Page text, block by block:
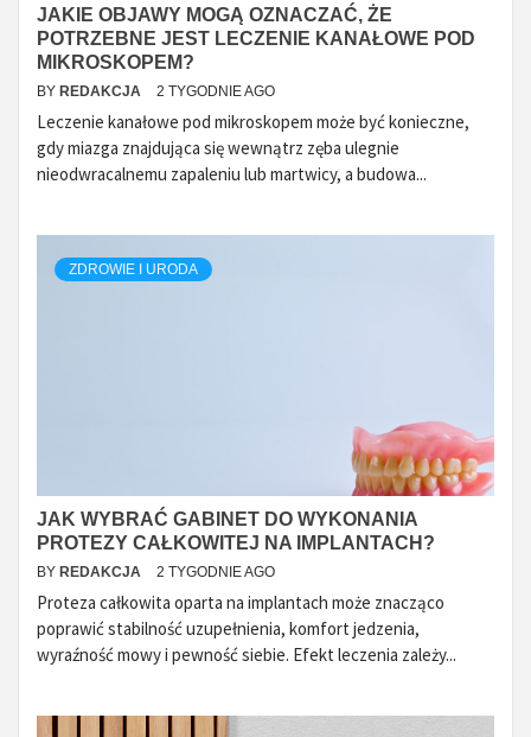
JAKIE OBJAWY MOGĄ OZNACZAĆ, ŻE
POTRZEBNE JEST LECZENIE KANAŁOWE POD
MIKROSKOPEM?
BY REDAKCJA 2 TYGODNIE AGO
Leczenie kanałowe pod mikroskopem może być konieczne,
gdy miazga znajdująca się wewnątrz zęba ulegnie
nieodwracalnemu zapaleniu lub martwicy, a budowa...
ZDROWIE I URODA
JAK WYBRAĆ GABINET DO WYKONANIA
PROTEZY CAŁKOWITEJ NA IMPLANTACH?
BY REDAKCJA 2 TYGODNIE AGO
Proteza całkowita oparta na implantach może znacząco
poprawić stabilność uzupełnienia, komfort jedzenia,
wyraźność mowy i pewność siebie. Efekt leczenia zależy...